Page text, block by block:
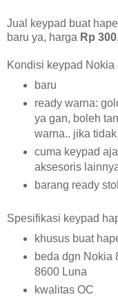
Jual keypad buat
baru ya, harga Rp
Kondisi keypad Nokia
baru
ready warna:
ya gan, boleh
warna.. jika
cuma keypad
aksesoris
barang ready
Spesifikasi keypad
khusus buat
beda dgn Nokia
8600 Luna
kwalitas OC